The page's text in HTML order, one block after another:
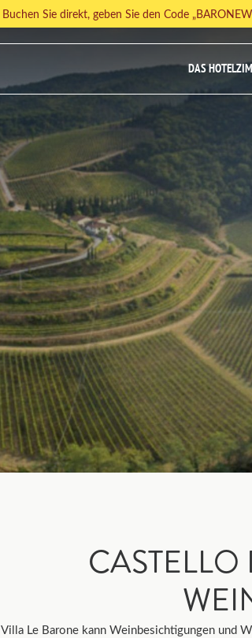
Buchen Sie direkt, geben Sie den Code
DAS HOTEL
Villa Le Barone kann Weinbesichtigungen und